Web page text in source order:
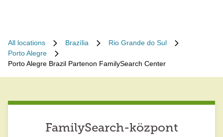
All locations Brazília
Rio Grande do Sul
Porto Alegre
Porto Alegre Brazil Partenon FamilySearch Center
FamilySearch-központ